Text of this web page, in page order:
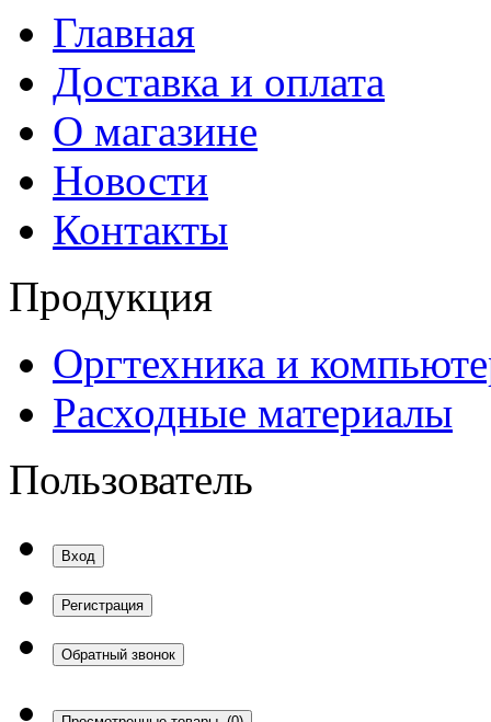
Главная
Доставка и оплата
О магазине
Новости
Контакты
Продукция
Оргтехника и
Расходные материалы
Пользователь
Вход
Регистрация
Обратный звонок